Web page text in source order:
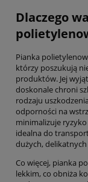
Dlaczego
Pianka
którzy poszukują
produktów. Jej
doskonale chroni
rodzaju
odporności na
minimalizuje ryzyko
idealna do
dużych,
Co więcej, pianka
lekkim, co obniża